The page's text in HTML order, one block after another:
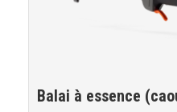
Balai à essence